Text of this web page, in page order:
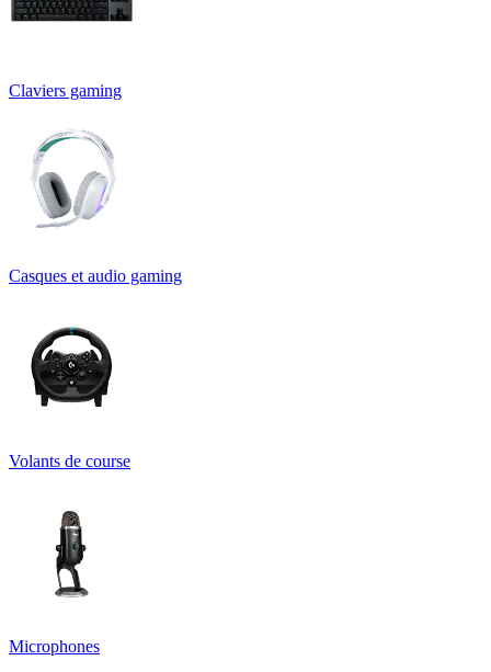
Claviers gaming
Casques et audio gaming
Volants de course
Microphones